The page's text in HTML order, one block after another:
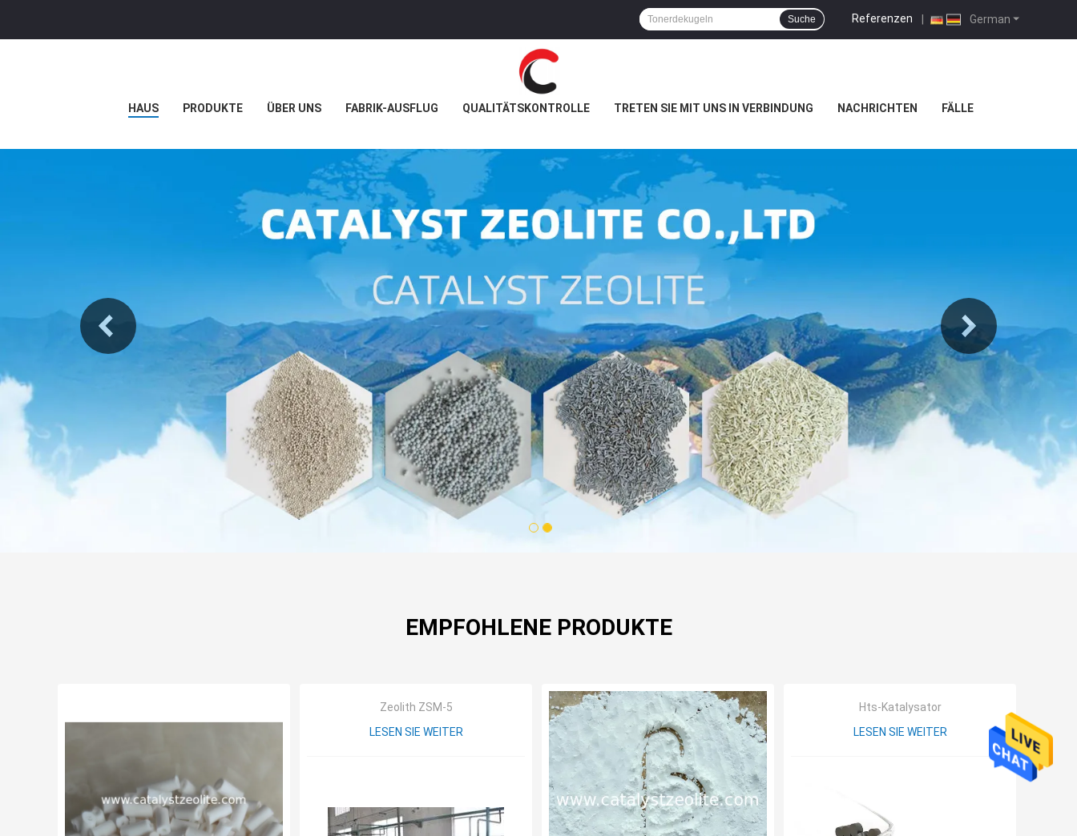
German
Referenzen |
Suche
HAUS PRODUKTE ÜBER UNS FABRIK-AUSFLUG QUALITÄTSKONTROLLE TRETEN SIE MIT UNS IN VERBINDUNG NACHRICHTEN FÄLLE
1 2
EMPFOHLENE PRODUKTE
Zeolith ZSM-5
LESEN SIE WEITER
Hts-Katalysator
LESEN SIE WEITER